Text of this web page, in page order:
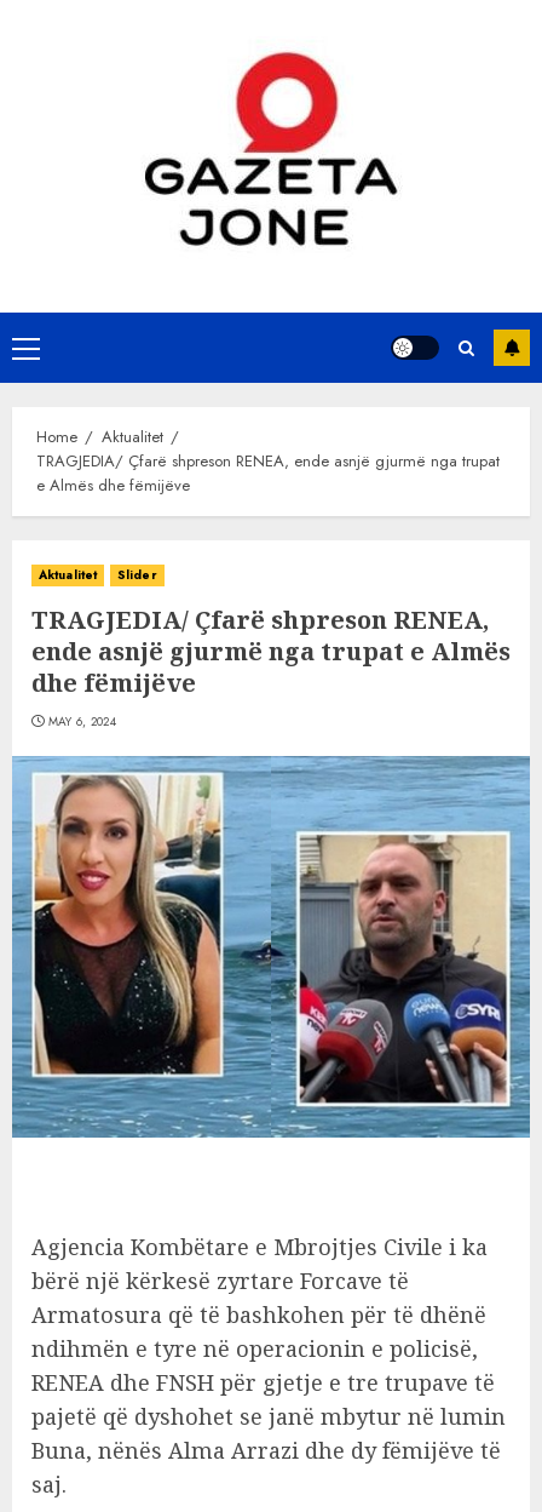
Primary
Menu
Home
Aktualitet
TRAGJEDIA/ Çfarë shpreson RENEA, ende asnjë gjurmë nga trupat
e Almës dhe fëmijëve
Aktualitet Slider
TRAGJEDIA/ Çfarë shpreson RENEA,
ende asnjë gjurmë nga trupat e Almës
dhe fëmijëve
MAY 6, 2024
Agjencia Kombëtare e Mbrojtjes Civile i ka
bërë një kërkesë zyrtare Forcave të
Armatosura që të bashkohen për të dhënë
ndihmën e tyre në operacionin e policisë,
RENEA dhe FNSH për gjetje e tre trupave të
pajetë që dyshohet se janë mbytur në lumin
Buna, nënës Alma Arrazi dhe dy fëmijëve të
saj.